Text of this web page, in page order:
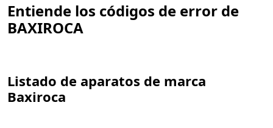
Entiende los códigos de error de
BAXIROCA
Listado de aparatos de marca
Baxiroca